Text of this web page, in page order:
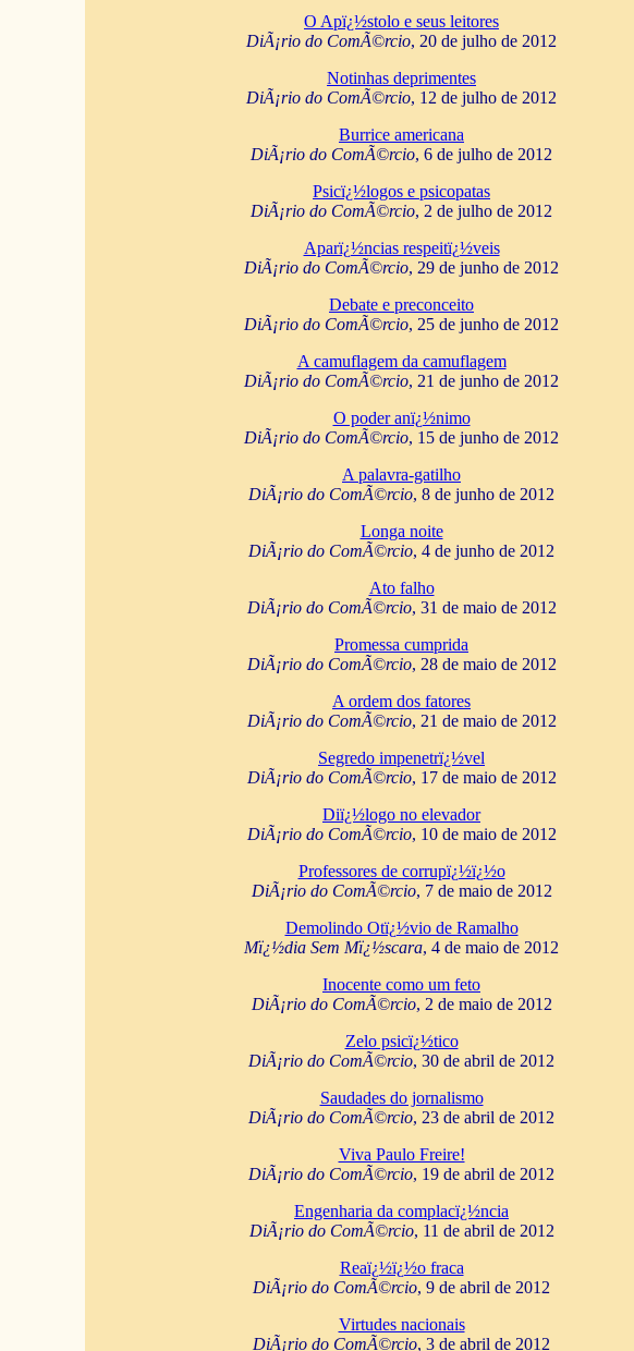
O Apï¿½stolo e seus leitores
DiÃ¡rio do ComÃ©rcio, 20 de julho de 2012
Notinhas deprimentes
DiÃ¡rio do ComÃ©rcio, 12 de julho de 2012
Burrice americana
DiÃ¡rio do ComÃ©rcio, 6 de julho de 2012
Psicï¿½logos e psicopatas
DiÃ¡rio do ComÃ©rcio, 2 de julho de 2012
Aparï¿½ncias respeitï¿½veis
DiÃ¡rio do ComÃ©rcio, 29 de junho de 2012
Debate e preconceito
DiÃ¡rio do ComÃ©rcio, 25 de junho de 2012
A camuflagem da camuflagem
DiÃ¡rio do ComÃ©rcio, 21 de junho de 2012
O poder anï¿½nimo
DiÃ¡rio do ComÃ©rcio, 15 de junho de 2012
A palavra-gatilho
DiÃ¡rio do ComÃ©rcio, 8 de junho de 2012
Longa noite
DiÃ¡rio do ComÃ©rcio, 4 de junho de 2012
Ato falho
DiÃ¡rio do ComÃ©rcio, 31 de maio de 2012
Promessa cumprida
DiÃ¡rio do ComÃ©rcio, 28 de maio de 2012
A ordem dos fatores
DiÃ¡rio do ComÃ©rcio, 21 de maio de 2012
Segredo impenetrï¿½vel
DiÃ¡rio do ComÃ©rcio, 17 de maio de 2012
Diï¿½logo no elevador
DiÃ¡rio do ComÃ©rcio, 10 de maio de 2012
Professores de corrupï¿½ï¿½o
DiÃ¡rio do ComÃ©rcio, 7 de maio de 2012
Demolindo Otï¿½vio de Ramalho
Mï¿½dia Sem Mï¿½scara, 4 de maio de 2012
Inocente como um feto
DiÃ¡rio do ComÃ©rcio, 2 de maio de 2012
Zelo psicï¿½tico
DiÃ¡rio do ComÃ©rcio, 30 de abril de 2012
Saudades do jornalismo
DiÃ¡rio do ComÃ©rcio, 23 de abril de 2012
Viva Paulo Freire!
DiÃ¡rio do ComÃ©rcio, 19 de abril de 2012
Engenharia da complacï¿½ncia
DiÃ¡rio do ComÃ©rcio, 11 de abril de 2012
Reaï¿½ï¿½o fraca
DiÃ¡rio do ComÃ©rcio, 9 de abril de 2012
Virtudes nacionais
DiÃ¡rio do ComÃ©rcio, 3 de abril de 2012